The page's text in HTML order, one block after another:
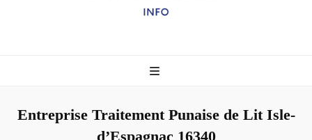
– Info
Entreprise Traitement Punaise de Lit Isle-
d’Espagnac 16340